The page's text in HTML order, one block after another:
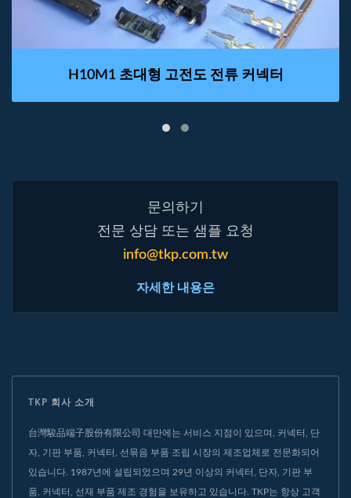
H10M1 초대형 고전도 전류 커넥터
문의하기
전문 상담 또는 샘플 요청
info@tkp.com.tw
자세한 내용은
TKP 회사 소개
台灣駿品端子股份有限公司 대만에는 서비스 지점이 있으며, 커넥터, 단
자, 기판 부품, 커넥터, 선묶음 부품 조립 시장의 제조업체로 전문화되어
있습니다. 1987년에 설립되었으며 29년 이상의 커넥터, 단자, 기판 부
품, 커넥터, 선재 부품 제조 경험을 보유하고 있습니다. TKP는 항상 고객